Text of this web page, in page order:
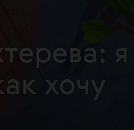
я
хочу